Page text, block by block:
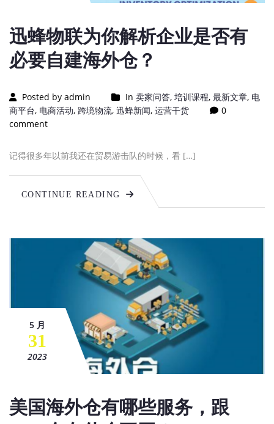
迅蜂物联为你解析企业是否有
必要自建海外仓？
Posted by admin In 卖家问答, 培训课程, 最新文章, 电
商平台, 电商活动, 跨境物流, 迅蜂新闻, 运营干货
0
comment
记得很多年以前我还在贸易游击队的时候，看 […]
CONTINUE READING
5 月
31
2023
美国海外仓有哪些服务，跟